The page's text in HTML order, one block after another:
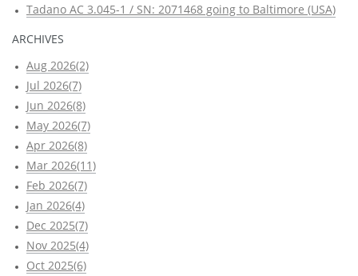
Tadano AC 3.045-1 / SN: 2071468 going to Baltimore (USA)
ARCHIVES
Aug 2026(2)
Jul 2026(7)
Jun 2026(8)
May 2026(7)
Apr 2026(8)
Mar 2026(11)
Feb 2026(7)
Jan 2026(4)
Dec 2025(7)
Nov 2025(4)
Oct 2025(6)